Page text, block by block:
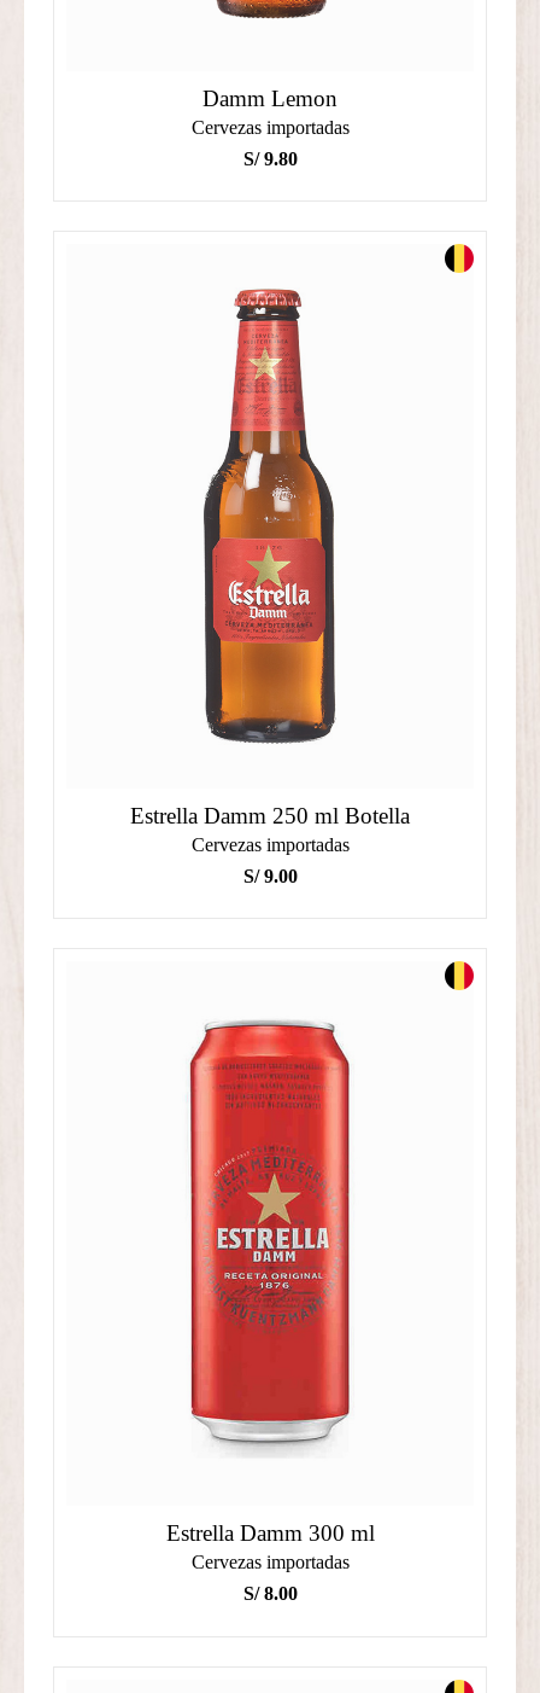
Damm Lemon
Cervezas importadas
S/9.80
Estrella Damm 250 ml Botella
Cervezas importadas
S/9.00
Estrella Damm 300 ml
Cervezas importadas
S/8.00